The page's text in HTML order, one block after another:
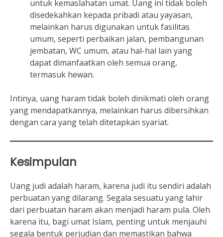
untuk kemaslahatan umat. Uang ini tidak boleh
disedekahkan kepada pribadi atau yayasan,
melainkan harus digunakan untuk fasilitas
umum, seperti perbaikan jalan, pembangunan
jembatan, WC umum, atau hal-hal lain yang
dapat dimanfaatkan oleh semua orang,
termasuk hewan.
Intinya, uang haram tidak boleh dinikmati oleh orang
yang mendapatkannya, melainkan harus dibersihkan
dengan cara yang telah ditetapkan syariat.
Kesimpulan
Uang judi adalah haram, karena judi itu sendiri adalah
perbuatan yang dilarang. Segala sesuatu yang lahir
dari perbuatan haram akan menjadi haram pula. Oleh
karena itu, bagi umat Islam, penting untuk menjauhi
segala bentuk perjudian dan memastikan bahwa